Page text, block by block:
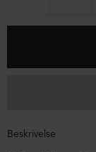
Beskrivelse